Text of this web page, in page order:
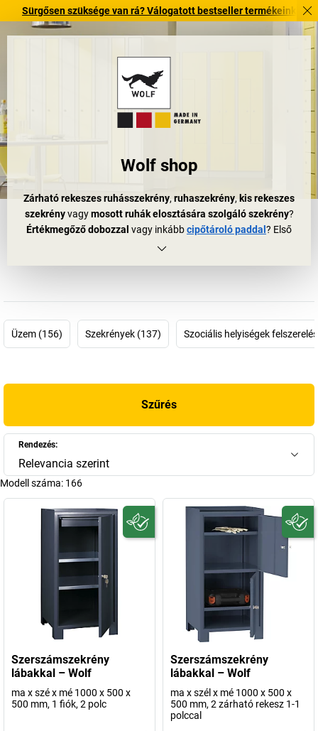
szüksége van rá? Válogatott bestseller termékeinket 3–4
Wolf shop
Zárható rekeszes ruhásszekrény, ruhaszekrény, kis rekeszes
szekrényvagymosott ruhák elosztására szolgáló szekrény?
Értékmegőző dobozzal vagy inkábbcipőtároló paddal ? Első
ránézésre nem tűnik nagy dolognak egy ruhásszekrény vagy
szükség lehet:
Wolf öltözőrekeszeket , Wolf szekrényeket , Wolf
. Szinte 100 éves tapasztalatra támaszkodhat, hiszen a
acélszekrényekre, a szállítódobozokra és a termékválasztékot
berendezésekre specializálódni. Ma az EUGEN WOLF
Metallwarenfabrik GmbH (EUGEN WOLF fémáru kereskedés)
Németország egyik vezető
Keressen akár tartozékként feltehető felső szekrényt vagy nagy
öltözőszekrényt– a Wolf shopban megtalálja, amire szüksége
van!
Üzem (156) Szekrények (137) Szociális helyiségek
Szűrés
Rendezés:
Relevancia szerint
Modell száma: 166
Szerszámszekrény
lábakkal – Wolf
ma x szé x mé 1000 x 500 x
500 mm, 1 fiók, 2 polc
Szerszámszekrény
lábakkal – Wolf
ma x szél x mé 1000 x 500 x
500 mm, 2 zárható rekesz 1-1
polccal